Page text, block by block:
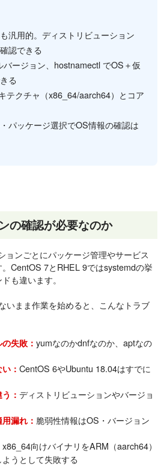
汎用的。ディストリビューション
認できる
バージョン、hostnamectl でOS＋仮
る
テクチャ（x86_64/aarch64）とコア
パッケージ選択でOS情報の確認は
の確認が必要なのか
ョンごとにパッケージ管理やサービス
CentOS 7とRHEL 9ではsystemdの挙
も違います。
いまま作業を始めると、こんなトラブ
失敗：yumなのかdnfなのか、aptなの
い：CentOS 6やUbuntu 18.04はすでに
う：ディストリビューションやバージョ
漏れ： 脆弱性情報はOS・バージョン
x86_64向けバイナリをARM（aarch64）
うとして失敗する